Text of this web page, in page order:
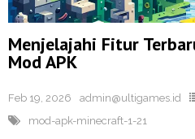
Menjelajahi Fitur
Mod APK
Feb 19, 2026 admin@ultigames.id
mod-apk-minecraft-1-21